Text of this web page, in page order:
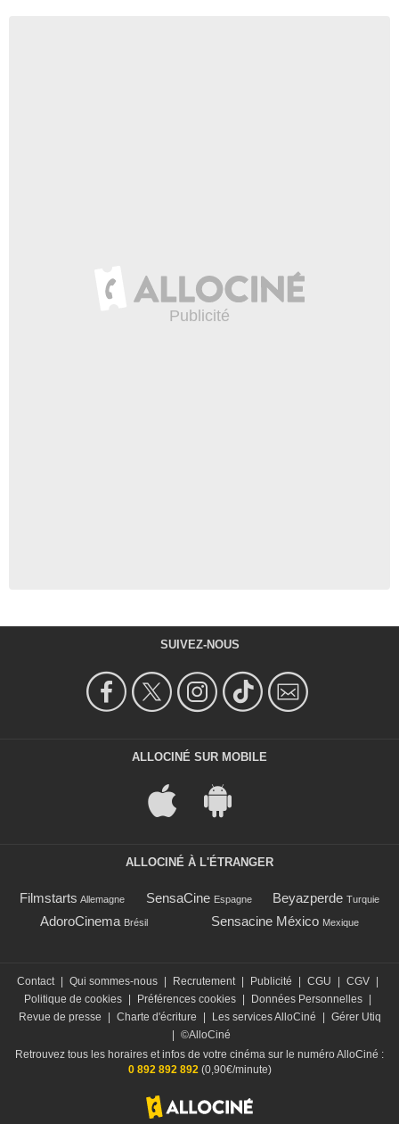
SUIVEZ-NOUS
ALLOCINÉ SUR MOBILE
ALLOCINÉ À L'ÉTRANGER
Filmstarts Allemagne SensaCine Espagne Beyazperde Turquie
AdoroCinema Brésil Sensacine México Mexique
Contact Qui sommes-nous Recrutement Publicité CGU CGV
Politique de cookies
Préférences cookies Données Personnelles
Revue de presse
Charte d'écriture Les services AlloCiné
Gérer Utiq
©AlloCiné
Retrouvez tous les horaires et infos de votre cinéma sur le numéro AlloCiné :
0 892 892 892(0,90€/minute)